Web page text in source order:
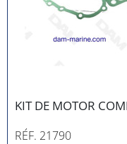
KIT DE MOTOR
RÉF. 21790